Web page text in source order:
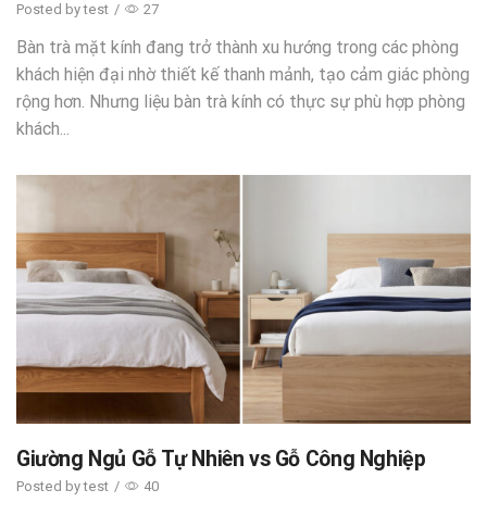
Posted bytest / 27
Bàn trà mặt kính đang trở thành xu hướng trong các phòng
khách hiện đại nhờ thiết kế thanh mảnh, tạo cảm giác phòng
rộng hơn. Nhưng liệu bàn trà kính có thực sự phù hợp phòng
khách...
Giường Ngủ Gỗ Tự Nhiên vs Gỗ Công Nghiệp
Posted bytest / 40